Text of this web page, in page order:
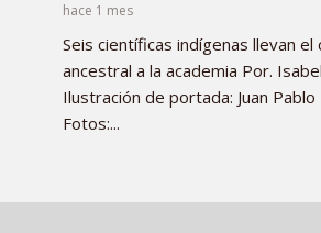
hace 1 mes
Seis científicas indígenas llevan el
ancestral a la academia Por.
Ilustración de portada: Juan Pablo
Fotos:...